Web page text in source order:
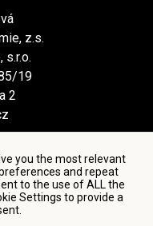
you the most relevant
and repeat
to the use of ALL the
Settings to provide a
z.s.
s.r.o.
19
2
data and privacy